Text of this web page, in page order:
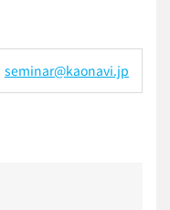
seminar@kaonavi.jp